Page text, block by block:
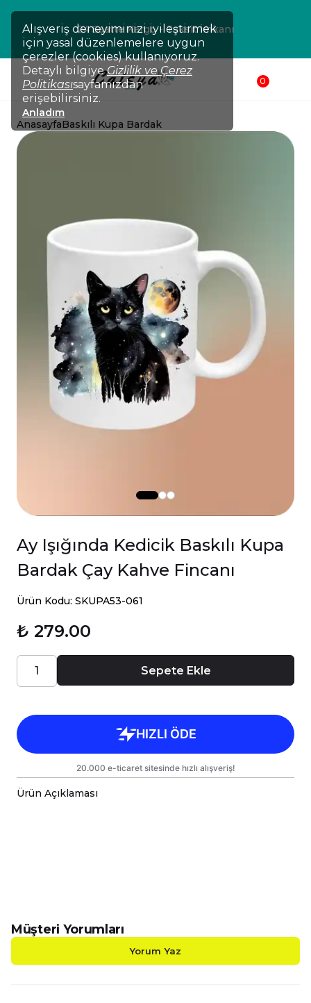
Alışveriş deneyiminizi iyileştirmek
için yasal düzenlemelere uygun
çerezler (cookies) kullanıyoruz.
Detaylı bilgiye Gizlilik ve Çerez
Politikasısayfamızdan
erişebilirsiniz.
Anladım
24 Saatte Kargo - Taksit İmkanı
0
AnasayfaBaskılı Kupa Bardak
Ay Işığında Kedicik Baskılı Kupa
Bardak Çay Kahve Fincanı
Ürün Kodu: SKUPA53-061
₺ 279.00
Sepete Ekle
Ürün Açıklaması
Müşteri Yorumları
Yorum Yaz